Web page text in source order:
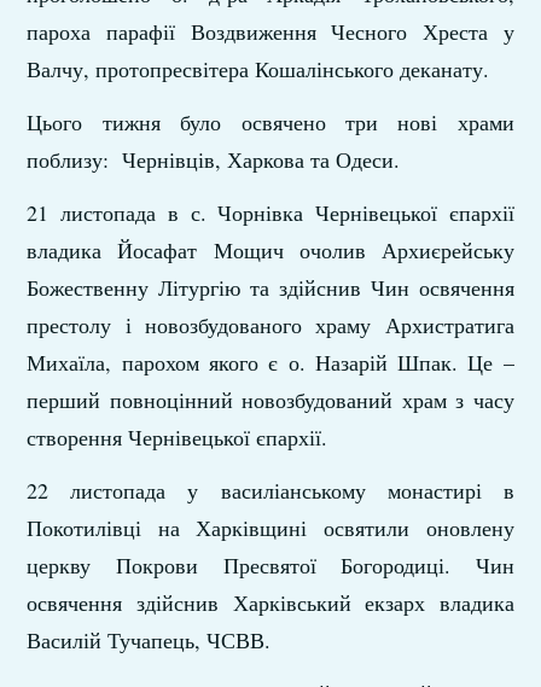
пароха парафії Воздвиження Чесного Хреста у
Валчу, протопресвітера Кошалінського деканату.
Цього тижня було освячено три нові храми
поблизу: Чернівців, Харкова та Одеси.
21 листопада в с. Чорнівка Чернівецької єпархії
владика Йосафат Мощич очолив Архиєрейську
Божественну Літургію та здійснив Чин освячення
престолу і новозбудованого храму Архистратига
Михаїла, парохом якого є о. Назарій Шпак. Це –
перший повноцінний новозбудований храм з часу
створення Чернівецької єпархії.
22 листопада у василіанському монастирі в
Покотилівці на Харківщині освятили оновлену
церкву Покрови Пресвятої Богородиці. Чин
освячення здійснив Харківський екзарх владика
Василій Тучапець, ЧСВВ.